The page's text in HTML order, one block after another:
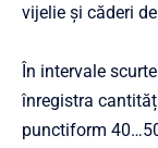
vijelie și căderi
În intervale
înregistra
punctiform